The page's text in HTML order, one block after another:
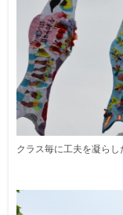
クラス毎に工夫を凝らし